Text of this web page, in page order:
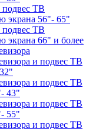
ТВ
экрана 56"- 65"
ТВ
экрана 66" и более
и подвес ТВ
и подвес ТВ
43"
и подвес ТВ
55"
и подвес ТВ